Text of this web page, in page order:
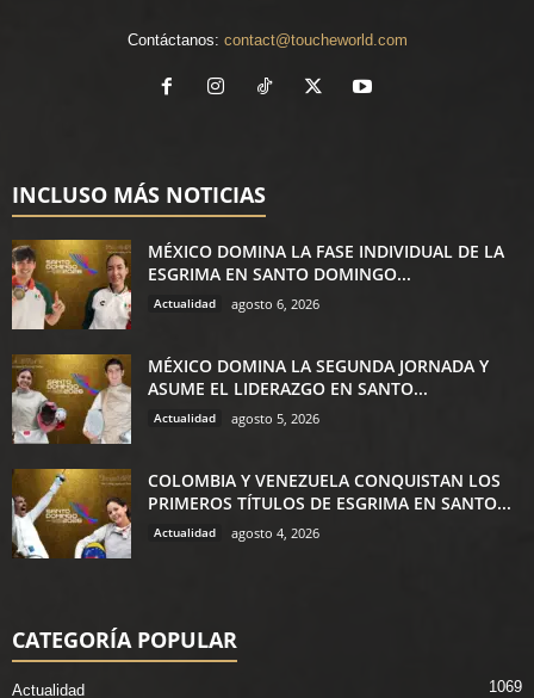
Contáctanos: contact@toucheworld.com
INCLUSO MÁS NOTICIAS
MÉXICO DOMINA LA FASE INDIVIDUAL DE LA
ESGRIMA EN SANTO DOMINGO...
Actualidad agosto 6, 2026
MÉXICO DOMINA LA SEGUNDA JORNADA Y
ASUME EL LIDERAZGO EN SANTO...
Actualidad agosto 5, 2026
COLOMBIA Y VENEZUELA CONQUISTAN LOS
PRIMEROS TÍTULOS DE ESGRIMA EN SANTO...
Actualidad agosto 4, 2026
CATEGORÍA POPULAR
Actualidad 1069